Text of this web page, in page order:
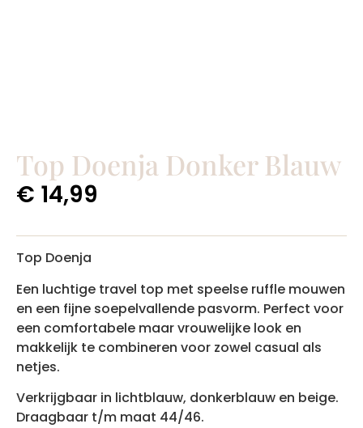
Top Doenja Donker Blauw
€ 14,99
Top Doenja
Een luchtige travel top met speelse ruffle mouwen
en een fijne soepelvallende pasvorm. Perfect voor
een comfortabele maar vrouwelijke look en
makkelijk te combineren voor zowel casual als
netjes.
Verkrijgbaar in lichtblauw, donkerblauw en beige.
Draagbaar t/m maat 44/46.